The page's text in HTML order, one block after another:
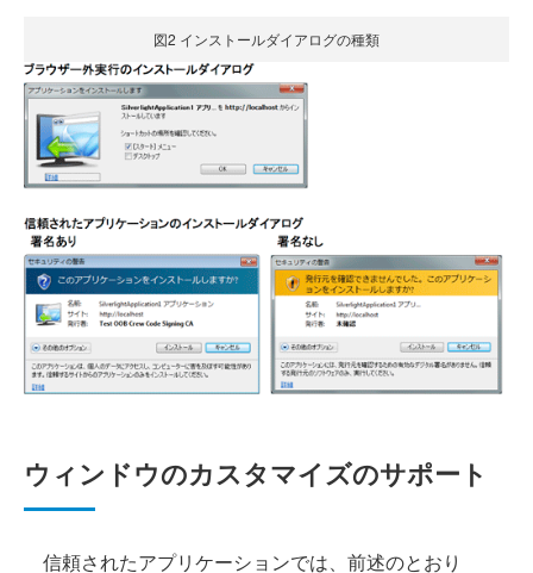
図2 インストールダイアログの種類
ウィンドウのカスタマイズのサポート
信頼されたアプリケーションでは、前述のとおり